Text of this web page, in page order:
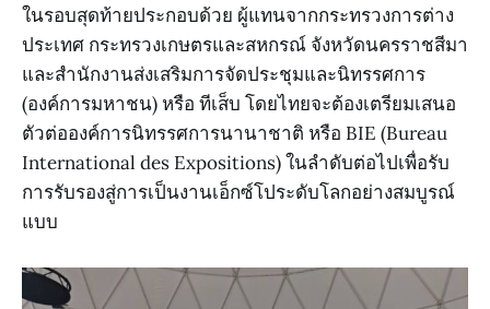
ในรอบสุดท้ายประกอบด้วย ผู้แทนจากกระทรวงการต่าง
ประเทศ กระทรวงเกษตรและสหกรณ์ จังหวัดนครราชสีมา
และสำนักงานส่งเสริมการจัดประชุมและนิทรรศการ
(องค์การมหาชน) หรือ ทีเส็บ โดยไทยจะต้องเตรียมเสนอ
ตัวต่อองค์การนิทรรศการนานาชาติ หรือ BIE (Bureau
International des Expositions) ในลำดับต่อไปเพื่อรับ
การรับรองสู่การเป็นงานเอ็กซ์โประดับโลกอย่างสมบูรณ์
แบบ